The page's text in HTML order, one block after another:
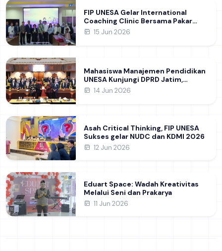
FIP UNESA Gelar International
Coaching Clinic Bersama Pakar
Khon Kaen University Thailand,
Ilmiah Internasional dukung SDG 4
15 Jun 2026
Mahasiswa Manajemen Pendidikan
UNESA Kunjungi DPRD Jatim,
Perdalam Pemahaman Kebijakan
14 Jun 2026
Asah Critical Thinking, FIP UNESA
Sukses gelar NUDC dan KDMI 2026
12 Jun 2026
Eduart Space: Wadah Kreativitas
Melalui Seni dan Prakarya
11 Jun 2026